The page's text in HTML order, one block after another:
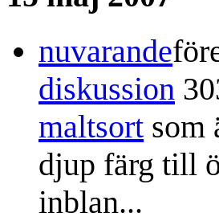
nuvarande
diskussion
maltsort som
djup färg till
inblan...